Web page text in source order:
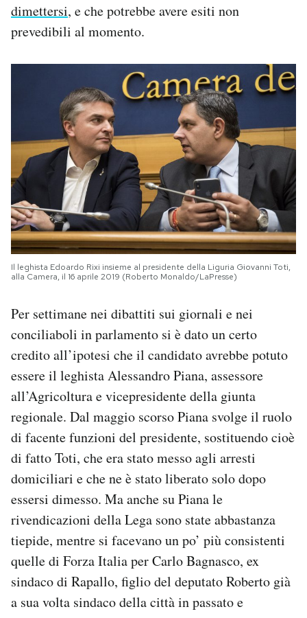
dimettersi, e che potrebbe avere esiti non
prevedibili al momento.
Il leghista Edoardo Rixi insieme al presidente della Liguria Giovanni Toti,
alla Camera, il 16 aprile 2019 (Roberto Monaldo/LaPresse)
Per settimane nei dibattiti sui giornali e nei
conciliaboli in parlamento si è dato un certo
credito all’ipotesi che il candidato avrebbe potuto
essere il leghista Alessandro Piana, assessore
all’Agricoltura e vicepresidente della giunta
regionale. Dal maggio scorso Piana svolge il ruolo
di facente funzioni del presidente, sostituendo cioè
di fatto Toti, che era stato messo agli arresti
domiciliari e che ne è stato liberato solo dopo
essersi dimesso. Ma anche su Piana le
rivendicazioni della Lega sono state abbastanza
tiepide, mentre si facevano un po’ più consistenti
quelle di Forza Italia per Carlo Bagnasco, ex
sindaco di Rapallo, figlio del deputato Roberto già
a sua volta sindaco della città in passato e